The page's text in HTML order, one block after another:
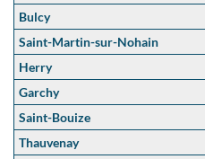
Bulcy
Saint-Martin-sur-Nohain
Herry
Garchy
Saint-Bouize
Thauvenay